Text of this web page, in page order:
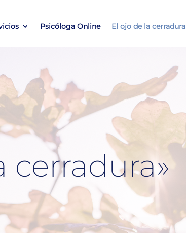
Psicóloga Online El ojo de la cerradura
cerradura»